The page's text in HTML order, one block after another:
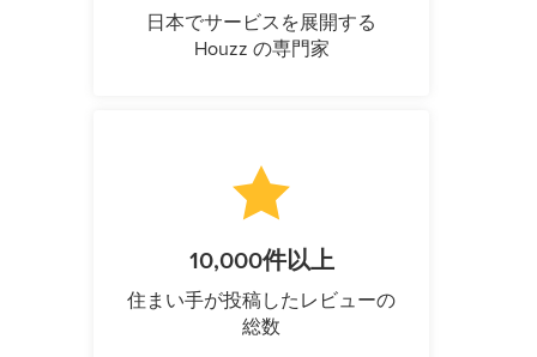
日本でサービスを展開する
Houzz の専門家
10,000件以上
住まい手が投稿したレビューの
総数